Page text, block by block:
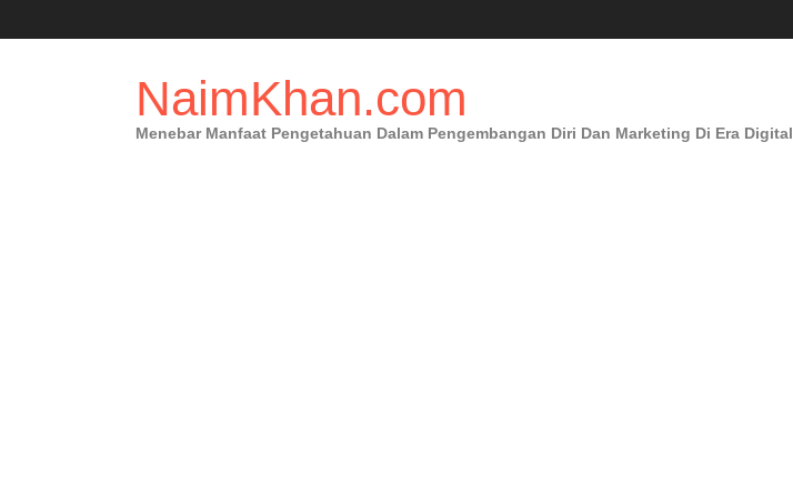
to
NaimKhan.com
Menebar Manfaat Pengetahuan Dalam Pengembangan Diri Dan Marketing Di Era Digital